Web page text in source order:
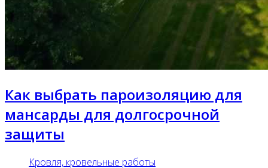
Как выбрать пароизоляцию для
мансарды для долгосрочной
защиты
Кровля, кровельные работы